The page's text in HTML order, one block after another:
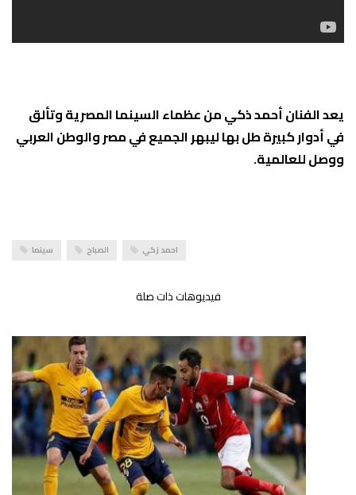
يعد الفنان أحمد ذكي من عظماء السينما المصرية وتألق
في أدوار كبيرة طل بها ليبهر الجميع في مصر والوطن العربي
ووصل للعالمية.
سينما الصباح احمد زكي
فيديوهات ذات صلة